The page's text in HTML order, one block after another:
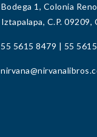
Bodega 1, Colonia
Iztapalapa, C.P. 09209,
55 5615 8479 | 55